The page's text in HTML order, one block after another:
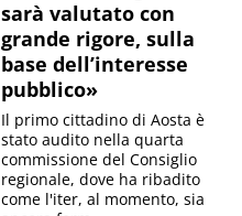
sarà valutato con
grande rigore, sulla
base dell’interesse
pubblico»
Il primo cittadino di Aosta è
stato audito nella quarta
commissione del Consiglio
regionale, dove ha ribadito
come l'iter, al momento, sia